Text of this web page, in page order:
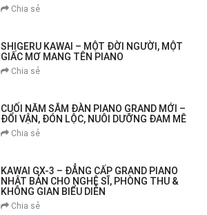
Chia sẻ
SHIGERU KAWAI – MỘT ĐỜI NGƯỜI, MỘT
GIẤC MƠ MANG TÊN PIANO
Chia sẻ
CUỐI NĂM SẮM ĐÀN PIANO GRAND MỚI –
ĐỔI VẬN, ĐÓN LỘC, NUÔI DƯỠNG ĐAM MÊ
Chia sẻ
KAWAI GX-3 – ĐẲNG CẤP GRAND PIANO
NHẬT BẢN CHO NGHỆ SĨ, PHÒNG THU &
KHÔNG GIAN BIỂU DIỄN
Chia sẻ